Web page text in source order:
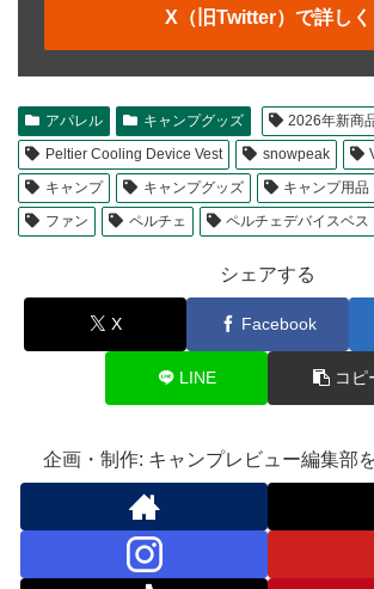
X（旧Twitter）で詳しく
アパレル キャンプグッズ
2026年新商
Peltier Cooling Device Vest
snowpeak
キャンプ
キャンプグッズ キャンプ用品
ファン
ペルチェ ペルチェデバイスベス
シェアする
X Facebook
LINE コピ
企画・制作: キャンプレビュー編集部